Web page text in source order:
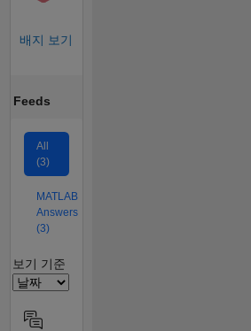
배지 보기
Feeds
All
(3)
MATLAB
Answers
(3)
Filter2
보기 기준